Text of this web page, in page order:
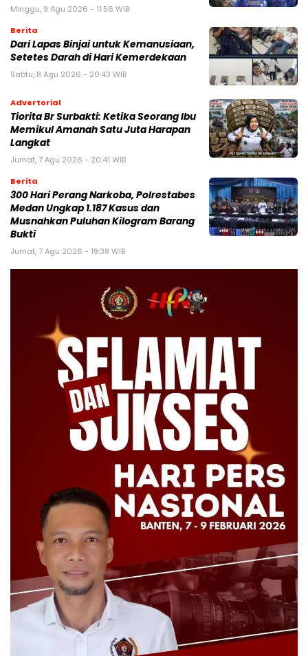
Minggu, 9 Agu 2026 - 11:56 WIB
Berita
Dari Lapas Binjai untuk Kemanusiaan,
Setetes Darah di Hari Kemerdekaan
Sabtu, 8 Agu 2026 - 20:43 WIB
Advertorial
Tiorita Br Surbakti: Ketika Seorang Ibu
Memikul Amanah Satu Juta Harapan
Langkat
Jumat, 7 Agu 2026 - 20:41 WIB
Berita
300 Hari Perang Narkoba, Polrestabes
Medan Ungkap 1.187 Kasus dan
Musnahkan Puluhan Kilogram Barang
Bukti
Jumat, 7 Agu 2026 - 19:38 WIB